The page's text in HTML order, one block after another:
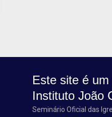
Este site é
Instituto João
Seminário Oficial das